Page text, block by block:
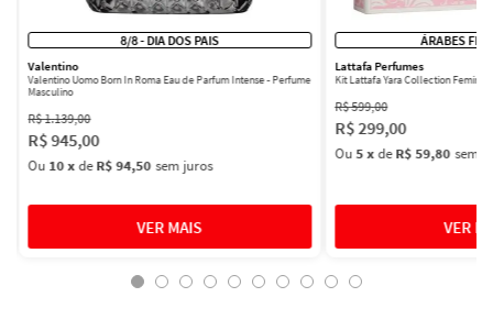
8/8 - DIA DOS PAIS
Valentino
Valentino Uomo Born In Roma Eau de Parfum Intense - Perfume
Masculino
R$1.139,00
R$945,00
Ou 10xdeR$ 94,50 sem juros
ÁRABES
Lattafa Perfumes
Kit Lattafa Yara Collection
R$599,00
R$299,00
Ou5xdeR$ 59,80 sem